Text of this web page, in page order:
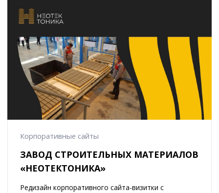
Корпоративные сайты
ЗАВОД СТРОИТЕЛЬНЫХ МАТЕРИАЛОВ
«НЕОТЕКТОНИКА»
Редизайн корпоративного сайта-визитки с